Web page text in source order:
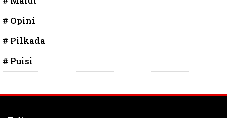
# Opini
# Pilkada
# Puisi